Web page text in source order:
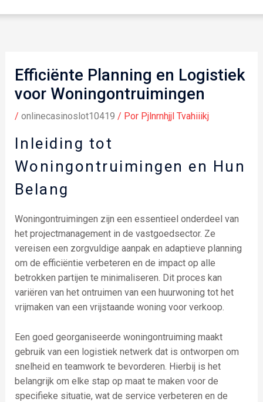
Efficiënte Planning en Logistiek
voor Woningontruimingen
/ onlinecasinoslot10419 / Por Pjlnrnhjjl Tvahiiikj
Inleiding tot
Woningontruimingen en Hun
Belang
Woningontruimingen zijn een essentieel onderdeel van
het projectmanagement in de vastgoedsector. Ze
vereisen een zorgvuldige aanpak en adaptieve planning
om de efficiëntie verbeteren en de impact op alle
betrokken partijen te minimaliseren. Dit proces kan
variëren van het ontruimen van een huurwoning tot het
vrijmaken van een vrijstaande woning voor verkoop.
Een goed georganiseerde woningontruiming maakt
gebruik van een logistiek netwerk dat is ontworpen om
snelheid en teamwork te bevorderen. Hierbij is het
belangrijk om elke stap op maat te maken voor de
specifieke situatie, wat de service verbeteren en de